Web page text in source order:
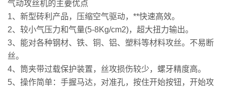
气动攻丝机的主要优点
1、新型砖利产品，压缩空气驱动，**快速高效。
2、较小气压力和气量(5-8Kg/cm2)，超大扭力输出。
3、能对各种钢材、铁、铜、铝、塑料等材料攻丝。不易断
丝。
4、筒夹带过载保护装置，丝攻损伤较少，螺牙精度高。
5、操作简单：手握马达，对准孔，按住开始按钮，开始攻